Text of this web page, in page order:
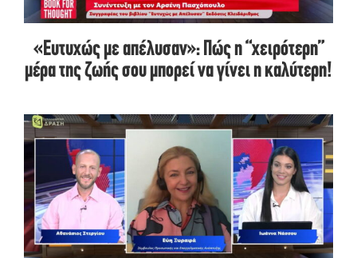
«Ευτυχώς με απέλυσαν»: Πώς η “χειρότερη”
μέρα της ζωής σου μπορεί να γίνει η καλύτερη!